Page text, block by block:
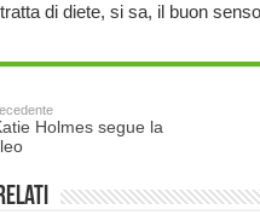
di diete, si sa, il buon
Holmes segue la